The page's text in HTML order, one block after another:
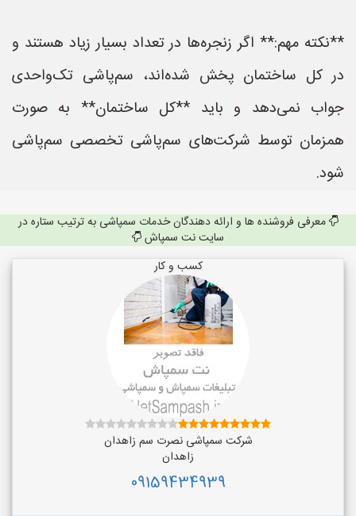
**نکته مهم:** اگر زنجره‌ها در تعداد بسیار زیاد هستند و
در کل ساختمان پخش شده‌اند، سم‌پاشی تک‌واحدی
جواب نمی‌دهد و باید **کل ساختمان** به صورت
همزمان توسط شرکت‌های سم‌پاشی تخصصی سم‌پاشی
شود.
معرفی فروشنده ها و ارائه دهندگان خدمات سمپاشی به ترتیب ستاره در
سایت نت سمپاش
کسب و کار
شرکت سمپاشی نصرت سم زاهدان
زاهدان
09159434939